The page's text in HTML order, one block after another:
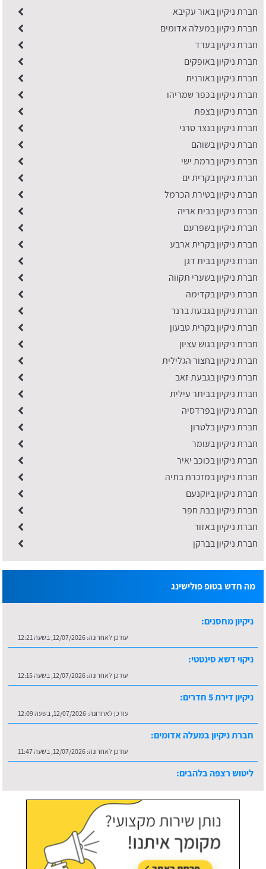
חברת ניקיון באור עקיבא
חברת ניקיון במעלה אדומים
חברת ניקיון בערד
חברת ניקיון באופקים
חברת ניקיון באורנית
חברת ניקיון בכפר שמריהו
חברת ניקיון בצפת
חברת ניקיון בנצר סרני
חברת ניקיון בשוהם
חברת ניקיון ברמת ישי
חברת ניקיון בקרית ים
חברת ניקיון בטירת הכרמל
חברת ניקיון בבית אריה
חברת ניקיון בשפרעם
חברת ניקיון בקרית ארבע
חברת ניקיון בבית דגן
חברת ניקיון בשערי תקווה
חברת ניקיון בקדימה
חברת ניקיון בגבעת ברנר
חברת ניקיון בקרית טבעון
חברת ניקיון בגוש עציון
חברת ניקיון בחצור הגלילית
חברת ניקיון בגבעת זאב
חברת ניקיון בביתר עילית
חברת ניקיון בפרדסיה
חברת ניקיון בלטרון
חברת ניקיון בעומר
חברת ניקיון בכוכב יאיר
חברת ניקיון במזכרת בתיה
חברת ניקיון ביוקנעם
חברת ניקיון בבת חפר
חברת ניקיון באזור
חברת ניקיון בברקן
מה חדש בטופ פולישינג
ניקיון מחסנים:
עודכן לאחרונה: 12/07/2026, בשעה 12:21
ניקוי דשא סינטטי:
עודכן לאחרונה: 12/07/2026, בשעה 12:15
ניקיון דירת 5 חדרים:
עודכן לאחרונה: 12/07/2026, בשעה 12:09
חברת ניקיון במעלה אדומים:
עודכן לאחרונה: 12/07/2026, בשעה 11:47
ליטוש רצפה בלהבים:
עודכן לאחרונה:16/07/2026, בשעה 10:36